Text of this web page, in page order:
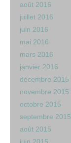
août 2016
juillet 2016
juin 2016
mai 2016
mars 2016
janvier 2016
décembre 2015
novembre 2015
octobre 2015
septembre 2015
août 2015